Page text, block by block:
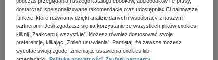
Spis treści
Kupując otrzymujesz format: PDF Dostęp online PDF
dostarczać spersonalizowane rekomendacje oraz udostępniać Ci najnowsze
funkcje, które rozwijamy dzięki analizie danych i współpracy z naszymi
partnerami. Jeśli zgadzasz się na korzystanie ze wszystkich plików cookies,
kliknij „Zaakceptuj wszystkie”. Możesz również dostosować swoje
preferencje, klikając „Zmień ustawienia”. Pamiętaj, że zawsze możesz
wycofać swoją zgodę, zmieniając ustawienia cookies lub